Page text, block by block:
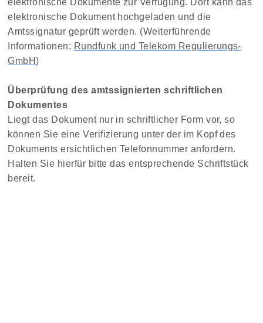
elektronische Dokumente zur Verfügung. Dort kann das
elektronische Dokument hochgeladen und die
Amtssignatur geprüft werden. (Weiterführende
Informationen: Rundfunk und Telekom Regulierungs-
GmbH)
Überprüfung des amtssignierten schriftlichen
Dokumentes
Liegt das Dokument nur in schriftlicher Form vor, so
können Sie eine Verifizierung unter der im Kopf des
Dokuments ersichtlichen Telefonnummer anfordern.
Halten Sie hierfür bitte das entsprechende Schriftstück
bereit.